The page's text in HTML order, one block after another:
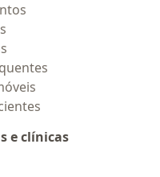
e clínicas